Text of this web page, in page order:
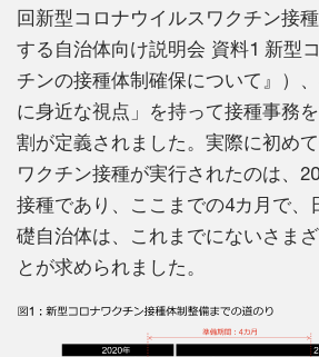
回新型コロナウイルスワクチン接
する自治体向け説明会 資料1 新型
チンの接種体制確保について』）
に身近な視点」を持って接種事務
割が定義されました。実際に初め
ワクチン接種が実行されたのは、
接種であり、ここまでの4カ月で、
礎自治体は、これまでにないさま
とが求められました。